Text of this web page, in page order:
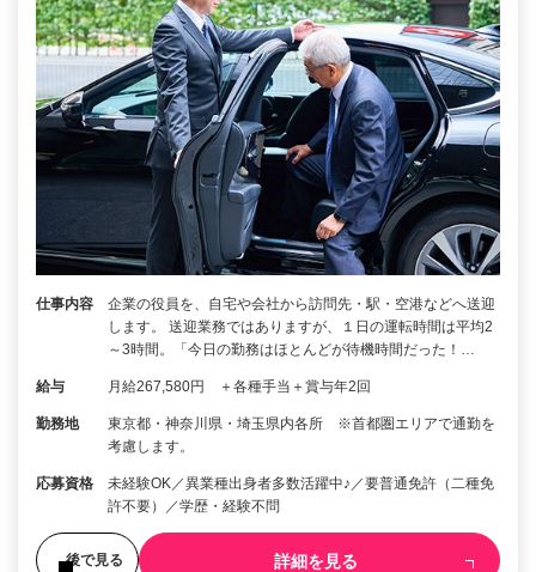
仕事内容
企業の役員を、自宅や会社から訪問先・駅・空港などへ送迎
します。 送迎業務ではありますが、１日の運転時間は平均2
～3時間。「今日の勤務はほとんどが待機時間だった！…
給与 月給267,580円 ＋各種手当＋賞与年2回
勤務地
東京都・神奈川県・埼玉県内各所 ※首都圏エリアで通勤を
考慮します。
応募資格
未経験OK／異業種出身者多数活躍中♪／要普通免許（二種免
許不要）／学歴・経験不問
後で見る 詳細を見る